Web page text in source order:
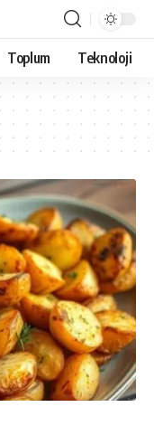
Toplum Teknoloji